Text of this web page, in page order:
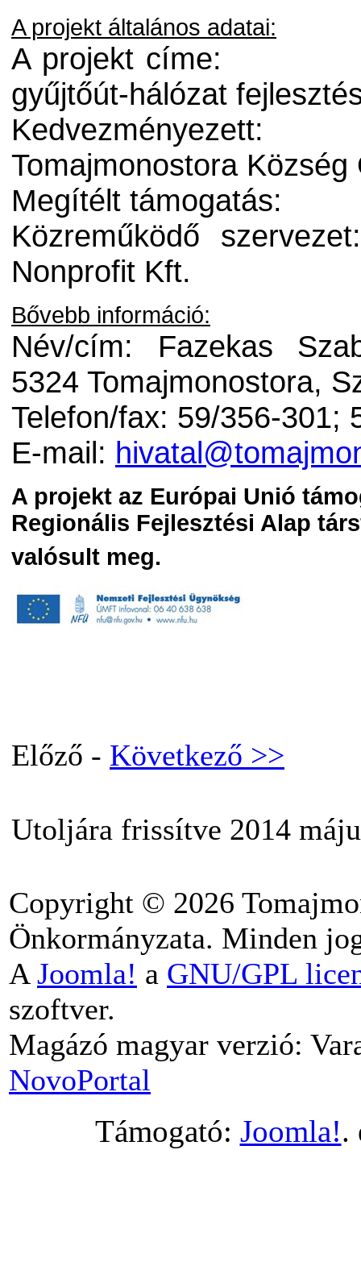
A projekt általános adatai:
A projekt címe:
gyűjtőút-hálózat
Kedvezményezett:
Tomajmonostora
Megítélt támogatás:
Közreműködő szervezet:
Nonprofit Kft.
Bővebb információ:
Név/cím: Fazekas
5324 Tomajmonostora,
Telefon/fax: 59/356-301;
E-mail:
A projekt az Európai Unió
Regionális Fejlesztési Alap
valósult meg.
Előző - Következő >>
Utoljára frissítve 2014
Copyright © 2026
Önkormányzata. Minden
A Joomla! a GNU/GPL
szoftver.
Magázó magyar verzió:
NovoPortal
Támogató: Joomla!.